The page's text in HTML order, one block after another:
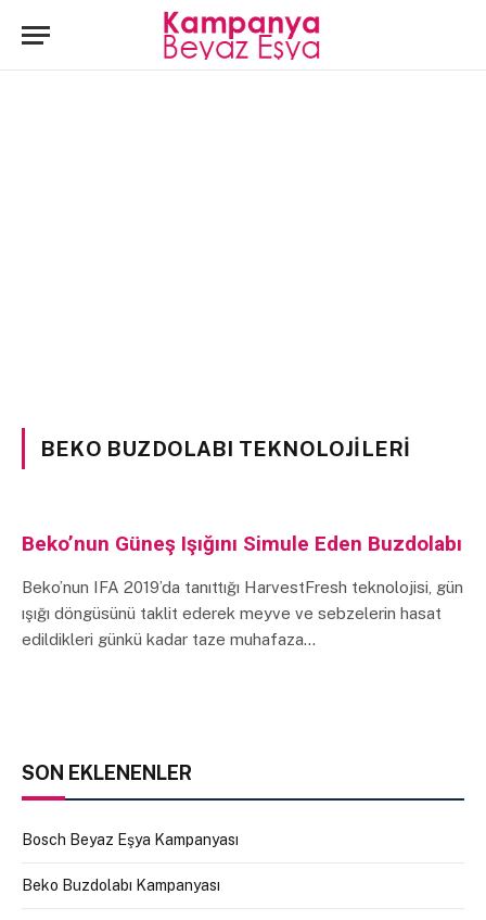
BEKO BUZDOLABI TEKNOLOJILERI
Beko’nun Güneş Işığını Simule Eden Buzdolabı
Beko’nun IFA 2019’da tanıttığı HarvestFresh teknolojisi, gün
ışığı döngüsünü taklit ederek meyve ve sebzelerin hasat
edildikleri günkü kadar taze muhafaza…
SON EKLENENLER
Bosch Beyaz Eşya Kampanyası
Beko Buzdolabı Kampanyası